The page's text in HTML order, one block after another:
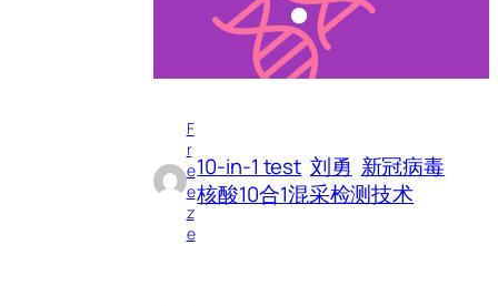
F
r
e
e
z
e
10-in-1 test 刘勇 新冠病毒
核酸10合1混采检测技术